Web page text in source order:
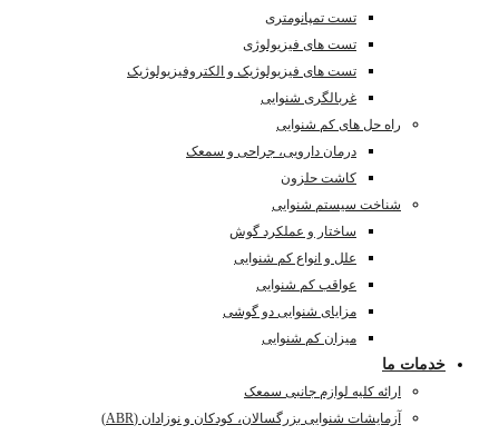
تست تمپانومتری
تست های فیزیولوژی
تست های فیزیولوژیک و الکتروفیزیولوژیک
غربالگری شنوایی
راه حل های کم شنوایی
درمان دارویی، جراحی و سمعک
کاشت حلزون
شناخت سیستم شنوایی
ساختار و عملکرد گوش
علل و انواع کم شنوایی
عواقب کم شنوایی
مزایای شنوایی دو گوشی
میزان کم شنوایی
خدمات ما
ارائه کلیه لوازم جانبی سمعک
آزمایشات شنوایی بزرگسالان، کودکان و نوزادان (ABR)